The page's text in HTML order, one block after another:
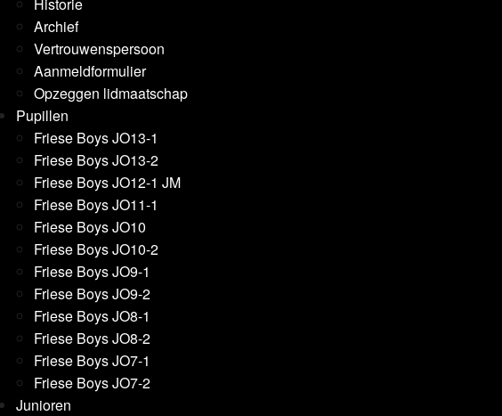
Archief
Vertrouwenspersoon
Aanmeldformulier
Opzeggen lidmaatschap
Pupillen
Friese Boys JO13-1
Friese Boys JO13-2
Friese Boys JO12-1 JM
Friese Boys JO11-1
Friese Boys JO10
Friese Boys JO10-2
Friese Boys JO9-1
Friese Boys JO9-2
Friese Boys JO8-1
Friese Boys JO8-2
Friese Boys JO7-1
Friese Boys JO7-2
Junioren